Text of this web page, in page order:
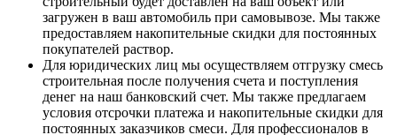
загружен в ваш автомобиль при самовывозе. Мы также
предоставляем накопительные скидки для постоянных
покупателей раствор.
Для юридических лиц мы осуществляем отгрузку смесь
строительная после получения счета и поступления
денег на наш банковский счет. Мы также предлагаем
условия отсрочки платежа и накопительные скидки для
постоянных заказчиков смеси. Для профессионалов в